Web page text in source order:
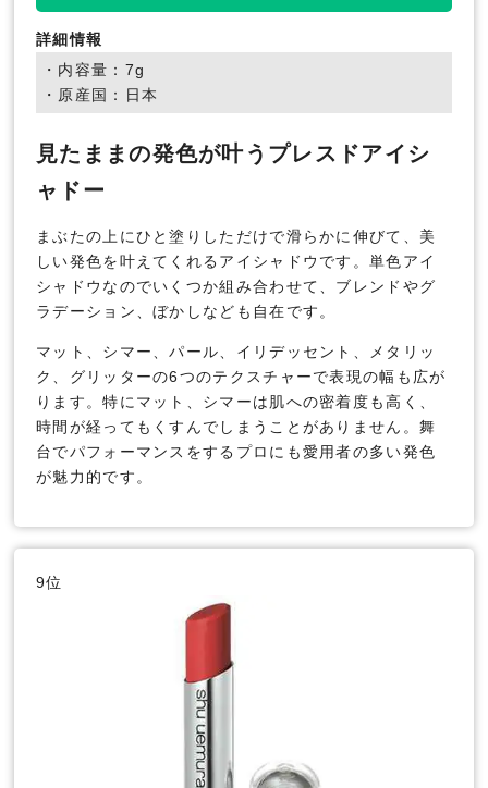
詳細情報
・内容量：7g
・原産国：日本
見たままの発色が叶うプレスドアイシ
ャドー
まぶたの上にひと塗りしただけで滑らかに伸びて、美
しい発色を叶えてくれるアイシャドウです。単色アイ
シャドウなのでいくつか組み合わせて、ブレンドやグ
ラデーション、ぼかしなども自在です。
マット、シマー、パール、イリデッセント、メタリッ
ク、グリッターの6つのテクスチャーで表現の幅も広が
ります。特にマット、シマーは肌への密着度も高く、
時間が経ってもくすんでしまうことがありません。舞
台でパフォーマンスをするプロにも愛用者の多い発色
が魅力的です。
9位